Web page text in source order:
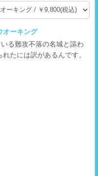
オーキング
る難攻不落の名城と謳わ
たには訳があるんです。